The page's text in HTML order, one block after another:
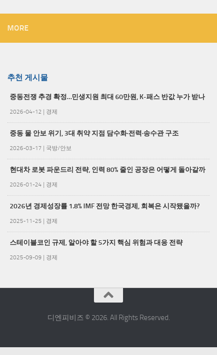
MORE
추천 게시물
중동전쟁 추경 확정…민생지원 최대 60만원, K-패스 반값 누가 받나
2026-04-12 경제
중동 물 안보 위기, 3대 취약 지점 담수화·전력·송수관 구조
2026-03-17 국방/안보
현대차 로봇 파운드리 전략, 인력 80% 줄인 공장은 어떻게 돌아갈까
2026-01-24 경제
2026년 경제성장률 1.8% IMF 전망 한국경제, 회복은 시작됐을까?
2025-11-25 경제
스테이블코인 규제, 알아야 할 5가지 핵심 위험과 대응 전략
2025-09-09 경제
디엔피비즈 © 2026. All Rights Reserved.